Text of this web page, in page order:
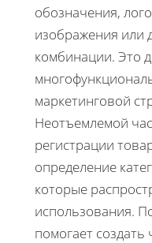
обозначения,
изображения или
комбинации. Это
маркетинговой
Неотъемлемой
регистрации
определение
которые
использования.
помогает создать